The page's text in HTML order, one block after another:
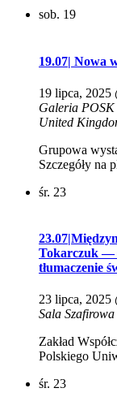
sob. 19
19.07| Nowa
19 lipca, 2025
Galeria POSK
United
Grupowa
Szczegóły na
śr. 23
Tokarczuk —
tłumaczenie
23 lipca, 2025
Sala Szafirowa
Zakład
Polskiego
śr. 23